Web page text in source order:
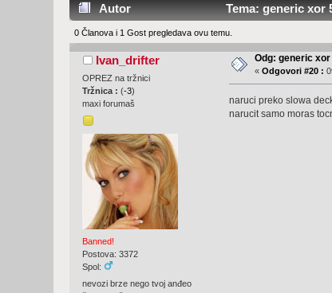
Autor Tema: generic xor
0 Članova i 1 Gost pregledava ovu temu.
Ivan_drifter
OPREZ na tržnici
Tržnica :(-3)
maxi forumaš
Banned!
Postova: 3372
Spol:
nevozi brze nego tvoj anđeo
Odg: generic
«Odgovori #20 :
naruci preko slowa
narucit samo moras